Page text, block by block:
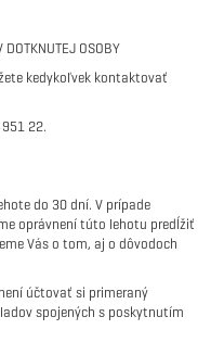
DOTKNUTEJ OSOBY
kedykoľvek kontaktovať
951 22.
do 30 dní. V prípade
oprávnení túto lehotu predĺžiť
Vás o tom, aj o dôvodoch
účtovať si primeraný
spojených s poskytnutím